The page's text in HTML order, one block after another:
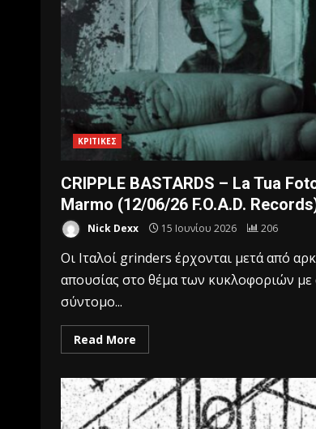
ΚΡΙΤΙΚΕΣ
CRIPPLE BASTARDS – La Tua
Marmo (12/06/26 F.O.A.D.
Nick Dexx 15 Ιουνίου 2026 206
Οι Ιταλοί grinders έρχονται μετά από
απουσίας στο θέμα των κυκλοφοριών με
σύντομο...
Read More